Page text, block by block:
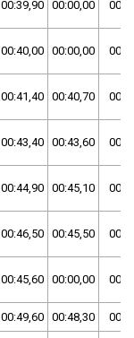
00:39,90 00:00,00
00:40,00 00:00,00
00:41,40 00:40,70
00:43,40 00:43,60
00:44,90 00:45,10
00:46,50 00:45,50
00:45,60 00:00,00
00:49,60 00:48,30